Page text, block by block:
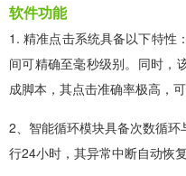
软件功能
1. 精准点击系统具备以下特性
间可精确至毫秒级别。同时，
成脚本，其点击准确率极高，可
2、智能循环模块具备次数循
行24小时，其异常中断自动恢